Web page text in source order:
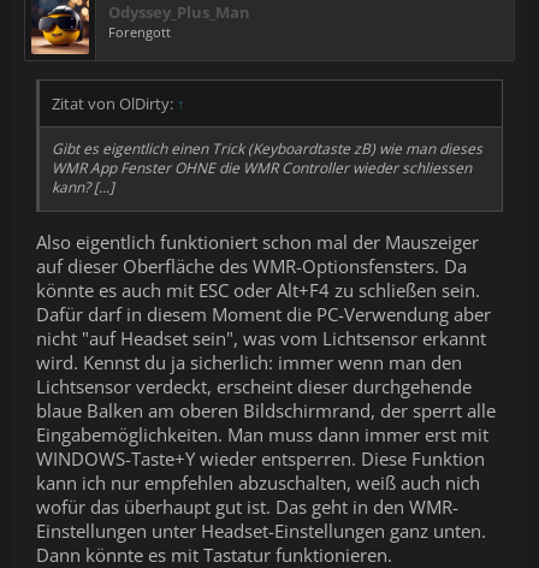
Odyssey_Plus_Man
Forengott
Zitat von OlDirty: ↑
Gibt es eigentlich einen Trick (Keyboardtaste zB) wie man dieses
WMR App Fenster OHNE die WMR Controller wieder schliessen
kann? [...]
Also eigentlich funktioniert schon mal der Mauszeiger
auf dieser Oberfläche des WMR-Optionsfensters. Da
könnte es auch mit ESC oder Alt+F4 zu schließen sein.
Dafür darf in diesem Moment die PC-Verwendung aber
nicht "auf Headset sein", was vom Lichtsensor erkannt
wird. Kennst du ja sicherlich: immer wenn man den
Lichtsensor verdeckt, erscheint dieser durchgehende
blaue Balken am oberen Bildschirmrand, der sperrt alle
Eingabemöglichkeiten. Man muss dann immer erst mit
WINDOWS-Taste+Y wieder entsperren. Diese Funktion
kann ich nur empfehlen abzuschalten, weiß auch nich
wofür das überhaupt gut ist. Das geht in den WMR-
Einstellungen unter Headset-Einstellungen ganz unten.
Dann könnte es mit Tastatur funktionieren.